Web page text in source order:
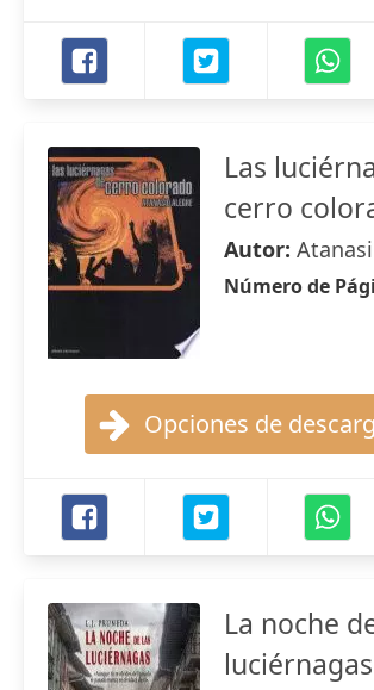
Las
cerro
Autor:
Número de
Opciones de
La noche
luciérnagas